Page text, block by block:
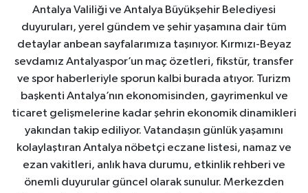
Antalya Valiliği ve Antalya Büyükşehir Belediyesi
duyuruları, yerel gündem ve şehir yaşamına dair tüm
detaylar anbean sayfalarımıza taşınıyor. Kırmızı-Beyaz
sevdamız Antalyaspor’un maç özetleri, fikstür, transfer
ve spor haberleriyle sporun kalbi burada atıyor. Turizm
başkenti Antalya’nın ekonomisinden, gayrimenkul ve
ticaret gelişmelerine kadar şehrin ekonomik dinamikleri
yakından takip ediliyor. Vatandaşın günlük yaşamını
kolaylaştıran Antalya nöbetçi eczane listesi, namaz ve
ezan vakitleri, anlık hava durumu, etkinlik rehberi ve
önemli duyurular güncel olarak sunulur. Merkezden